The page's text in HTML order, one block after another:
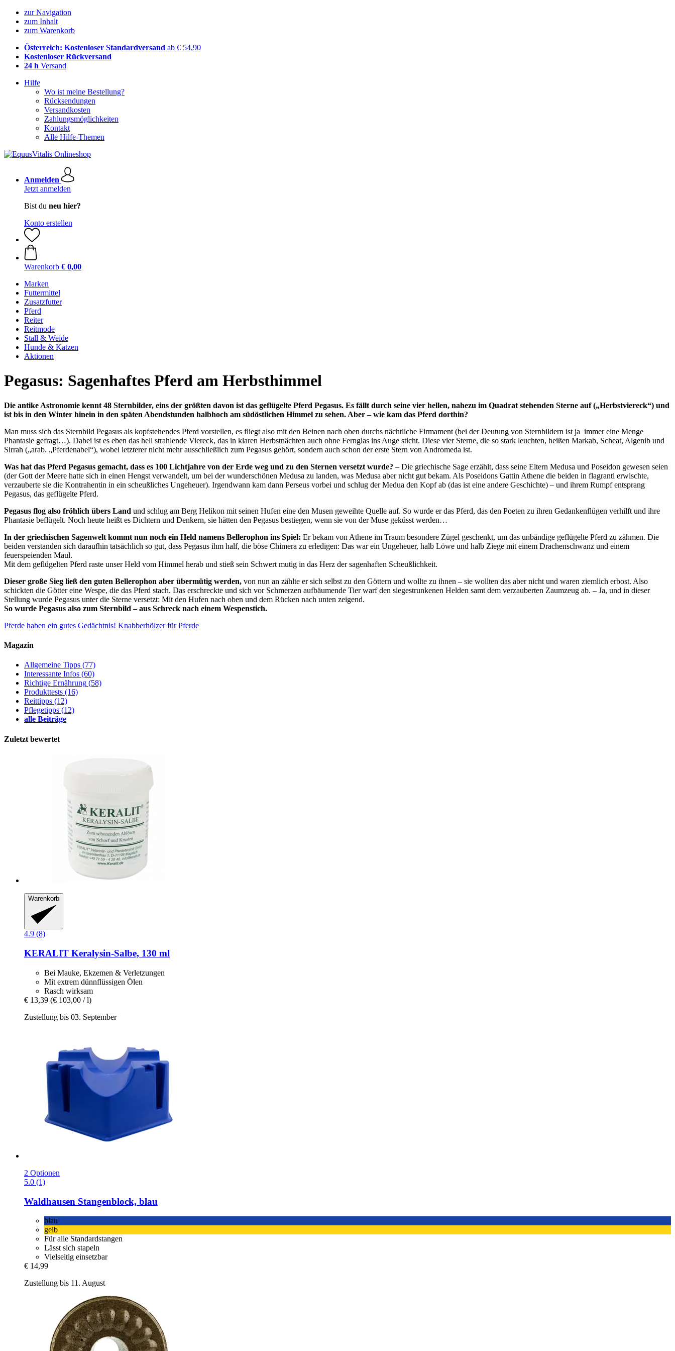
zur Navigation
zum Inhalt
zum Warenkorb
Österreich: Kostenloser Standardversand ab € 54,90
Kostenloser Rückversand
24 h Versand
Hilfe
Wo ist meine Bestellung?
Rücksendungen
Versandkosten
Zahlungsmöglichkeiten
Kontakt
Alle Hilfe-Themen
Anmelden
Jetzt anmelden
Bist du neu hier?
Konto erstellen
Warenkorb € 0,00
Marken
Futtermittel
Zusatzfutter
Pferd
Reiter
Reitmode
Stall & Weide
Hunde & Katzen
Aktionen
Pegasus: Sagenhaftes Pferd am Herbsthimmel
Die antike Astronomie kennt 48 Sternbilder, eins der größten davon ist das geflügelte Pferd Pegasus. Es fällt durch seine vier hellen, nahezu im Quadrat stehenden Sterne auf („Herbstviereck“) und
ist bis in den Winter hinein in den späten Abendstunden halbhoch am südöstlichen Himmel zu sehen. Aber – wie kam das Pferd dorthin?
Man muss sich das Sternbild Pegasus als kopfstehendes Pferd vorstellen, es fliegt also mit den Beinen nach oben durchs nächtliche Firmament (bei der Deutung von Sternbildern ist ja immer eine Menge
Phantasie gefragt…). Dabei ist es eben das hell strahlende Viereck, das in klaren Herbstnächten auch ohne Fernglas ins Auge sticht. Diese vier Sterne, die so stark leuchten, heißen Markab, Scheat, Algenib und
Sirrah („arab. „Pferdenabel“), wobei letzterer nicht mehr ausschließlich zum Pegasus gehört, sondern auch schon der erste Stern von Andromeda ist.
Was hat das Pferd Pegasus gemacht, dass es 100 Lichtjahre von der Erde weg und zu den Sternen versetzt wurde? – Die griechische Sage erzählt, dass seine Eltern Medusa und Poseidon gewesen seien
(der Gott der Meere hatte sich in einen Hengst verwandelt, um bei der wunderschönen Medusa zu landen, was Medusa aber nicht gut bekam. Als Poseidons Gattin Athene die beiden in flagranti erwischte,
verzauberte sie die Kontrahentin in ein scheußliches Ungeheuer). Irgendwann kam dann Perseus vorbei und schlug der Medua den Kopf ab (das ist eine andere Geschichte) – und ihrem Rumpf entsprang
Pegasus, das geflügelte Pferd.
Pegasus flog also fröhlich übers Land und schlug am Berg Helikon mit seinen Hufen eine den Musen geweihte Quelle auf. So wurde er das Pferd, das den Poeten zu ihren Gedankenflügen verhilft und ihre
Phantasie beflügelt. Noch heute heißt es Dichtern und Denkern, sie hätten den Pegasus bestiegen, wenn sie von der Muse geküsst werden…
In der griechischen Sagenwelt kommt nun noch ein Held namens Bellerophon ins Spiel: Er bekam von Athene im Traum besondere Zügel geschenkt, um das unbändige geflügelte Pferd zu zähmen. Die
beiden verstanden sich daraufhin tatsächlich so gut, dass Pegasus ihm half, die böse Chimera zu erledigen: Das war ein Ungeheuer, halb Löwe und halb Ziege mit einem Drachenschwanz und einem
feuerspeienden Maul.
Mit dem geflügelten Pferd raste unser Held vom Himmel herab und stieß sein Schwert mutig in das Herz der sagenhaften Scheußlichkeit.
Dieser große Sieg ließ den guten Bellerophon aber übermütig werden, von nun an zählte er sich selbst zu den Göttern und wollte zu ihnen – sie wollten das aber nicht und waren ziemlich erbost. Also
schickten die Götter eine Wespe, die das Pferd stach. Das erschreckte und sich vor Schmerzen aufbäumende Tier warf den siegestrunkenen Helden samt dem verzauberten Zaumzeug ab. – Ja, und in dieser
Stellung wurde Pegasus unter die Sterne versetzt: Mit den Hufen nach oben und dem Rücken nach unten zeigend.
So wurde Pegasus also zum Sternbild – aus Schreck nach einem Wespenstich.
Pferde haben ein gutes Gedächtnis! Knabberhölzer für Pferde
Magazin
Allgemeine Tipps (77)
Interessante Infos (60)
Richtige Ernährung (58)
Produkttests (16)
Reittipps (12)
Pflegetipps (12)
alle Beiträge
Zuletzt bewertet
Warenkorb
4.9 (8)
KERALIT Keralysin-​Salbe, 130 ml
Bei Mauke, Ekzemen & Verletzungen
Mit extrem dünnflüssigen Ölen
Rasch wirksam
€ 13,39 (€ 103,00 / l)
Zustellung bis 03. September
2 Optionen
5.0 (1)
Waldhausen Stangenblock, blau
blau
gelb
Für alle Standardstangen
Lässt sich stapeln
Vielseitig einsetzbar
€ 14,99
Zustellung bis 11. August